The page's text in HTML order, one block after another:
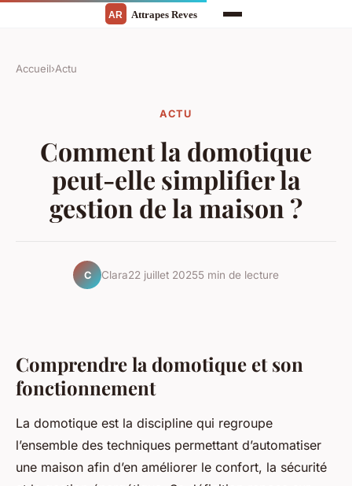
Accueil›Actu
ACTU
Comment la domotique
peut-elle simplifier la
gestion de la maison ?
C Clara22 juillet 20255 min de lecture
Comprendre la domotique et son
fonctionnement
La domotique est la discipline qui regroupe
l’ensemble des techniques permettant d’automatiser
une maison afin d’en améliorer le confort, la sécurité